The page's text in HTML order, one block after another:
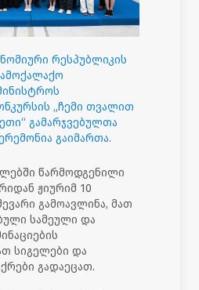
რესპუბლიკის
„ჩემი თვალით
გამარჯვებულთა
გაიმართა.
წარმოდგენილი
ჟიურიმ 10
გამოავლინა, მათ
სამეული და
სიგელები და
გადაეცათ.